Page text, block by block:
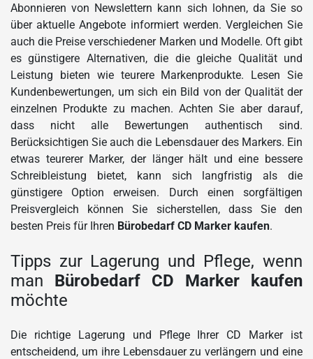
Abonnieren von Newslettern kann sich lohnen, da Sie so
über aktuelle Angebote informiert werden. Vergleichen Sie
auch die Preise verschiedener Marken und Modelle. Oft gibt
es günstigere Alternativen, die die gleiche Qualität und
Leistung bieten wie teurere Markenprodukte. Lesen Sie
Kundenbewertungen, um sich ein Bild von der Qualität der
einzelnen Produkte zu machen. Achten Sie aber darauf,
dass nicht alle Bewertungen authentisch sind.
Berücksichtigen Sie auch die Lebensdauer des Markers. Ein
etwas teurerer Marker, der länger hält und eine bessere
Schreibleistung bietet, kann sich langfristig als die
günstigere Option erweisen. Durch einen sorgfältigen
Preisvergleich können Sie sicherstellen, dass Sie den
besten Preis für Ihren Bürobedarf CD Marker kaufen.
Tipps zur Lagerung und Pflege, wenn
man Bürobedarf CD Marker kaufen
möchte
Die richtige Lagerung und Pflege Ihrer CD Marker ist
entscheidend, um ihre Lebensdauer zu verlängern und eine